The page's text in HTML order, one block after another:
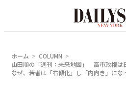
ホーム
COLUMN
山田順の「週刊：未来地図」 高市政権は
なぜ、若者は「右傾化」し「内向き」にな